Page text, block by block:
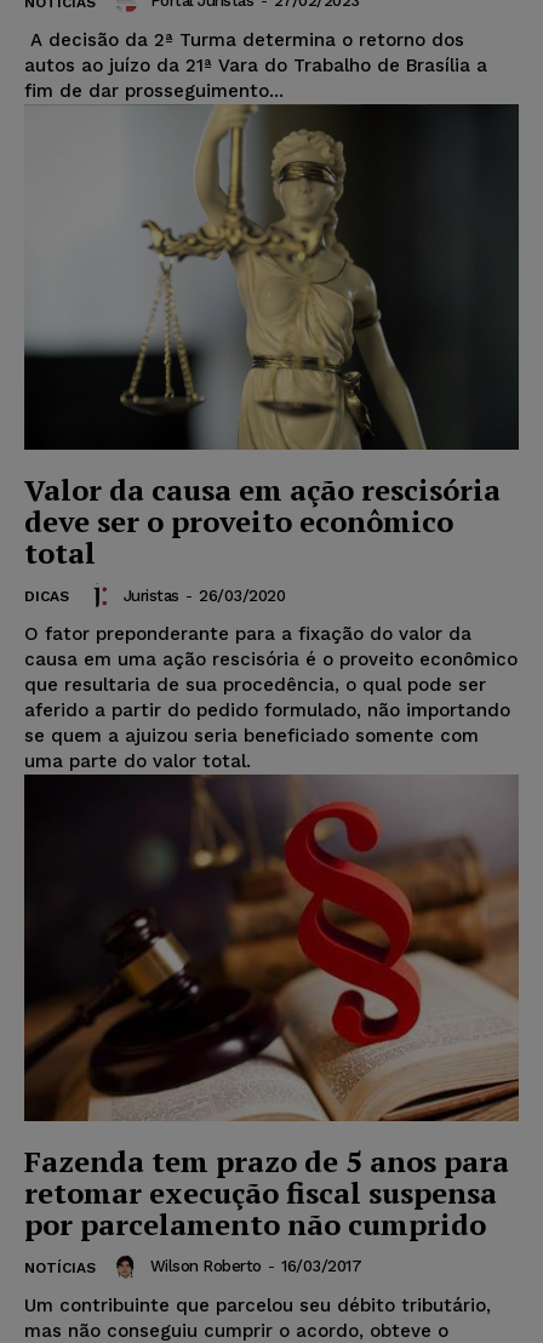
A decisão da 2ª Turma determina o retorno dos
autos ao juízo da 21ª Vara do Trabalho de Brasília a
fim de dar prosseguimento...
Valor da causa em ação rescisória
deve ser o proveito econômico
total
DICAS Juristas - 26/03/2020
O fator preponderante para a fixação do valor da
causa em uma ação rescisória é o proveito econômico
que resultaria de sua procedência, o qual pode ser
aferido a partir do pedido formulado, não importando
se quem a ajuizou seria beneficiado somente com
uma parte do valor total.
Fazenda tem prazo de 5 anos para
retomar execução fiscal suspensa
por parcelamento não cumprido
NOTÍCIAS Wilson Roberto - 16/03/2017
Um contribuinte que parcelou seu débito tributário,
mas não conseguiu cumprir o acordo, obteve o